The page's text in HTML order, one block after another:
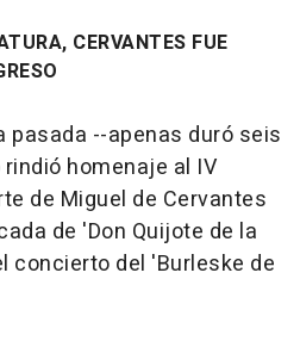
CERVANTES FUE
pasada --apenas duró seis
homenaje al IV
de Miguel de Cervantes
de 'Don Quijote de la
concierto del 'Burleske de